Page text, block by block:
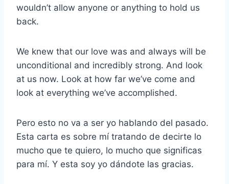
wouldn’t allow anyone or anything to hold us
back.
We knew that our love was and always will be
unconditional and incredibly strong. And look
at us now. Look at how far we’ve come and
look at everything we’ve accomplished.
Pero esto no va a ser yo hablando del pasado.
Esta carta es sobre mí tratando de decirte lo
mucho que te quiero, lo mucho que significas
para mí. Y esta soy yo dándote las gracias.